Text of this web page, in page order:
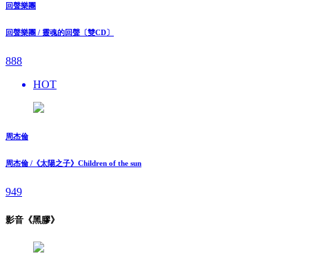
回聲樂團
回聲樂團 / 靈魂的回聲〔雙CD〕
888
HOT
周杰倫
周杰倫 /《太陽之子》Children of the sun
949
影音《黑膠》